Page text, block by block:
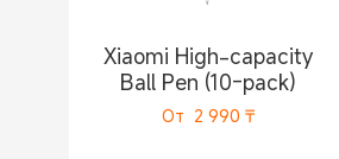
Xiaomi High-capacity
Ball Pen (10-pack)
От 2 990 ₸